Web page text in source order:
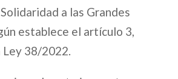
a las Grandes
establece el artículo 3,
Ley 38/2022.